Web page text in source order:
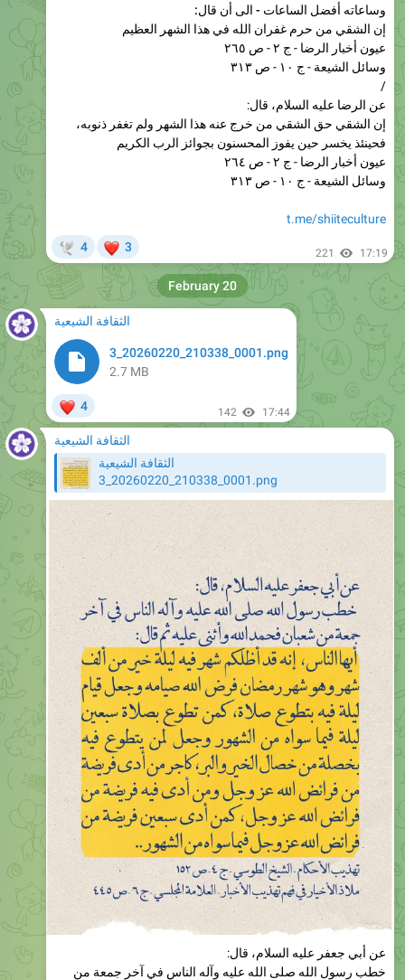
عيون أخبار الرضا - ج ٢ - ص ٢٦٥
وسائل الشيعة - ج ١٠ - ص ٣١٣
/
عن الرضا عليه السلام، قال:
إن الشقي حق الشقي من خرج عنه هذا الشهر ولم تغفر ذنوبه،
فحينئذ يخسر حين يفوز المحسنون بجوائز الرب الكريم
عيون أخبار الرضا - ج ٢ - ص ٢٦٤
وسائل الشيعة - ج ١٠ - ص ٣١٣
t.me/shiiteculture
221 17:19
الثقافة الشيعية
3_20260220_210338_0001.png
4
الثقافة الشيعية
الثقافة الشيعية
3_20260220_210338_0001.png
عن أبي جعفر عليه السلام، قال:
خطب رسول الله صلى الله عليه وآله الناس في آخر جمعة من
شعبان فحمد الله وأثنى عليه ثم قال:
أيها الناس، إنه قد أظلكم شهر فيه ليلة خير من ألف شهر وهو شهر